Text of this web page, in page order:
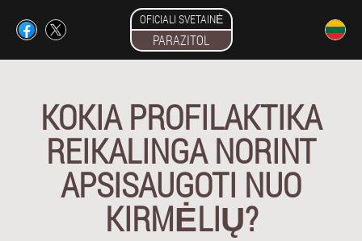
OFICIALI SVETAINĖ
PARAZITOL
KOKIA PROFILAKTIKA
REIKALINGA NORINT
APSISAUGOTI NUO
KIRMĖLIŲ?